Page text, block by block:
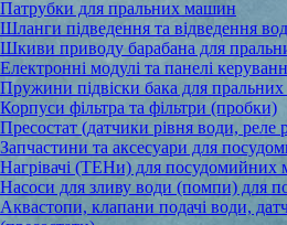
Патрубки для пральних машин
Шланги підведення та відведення
Шкиви приводу барабана для
Електронні модулі та панелі
Пружини підвіски бака для
Корпуси фільтра та фільтри (пробки)
Пресостат (датчики рівня води, реле
Запчастини та аксесуари для
Нагрівачі (ТЕНи) для посудомийних
Насоси для зливу води (помпи) для
Аквастопи, клапани подачі води,